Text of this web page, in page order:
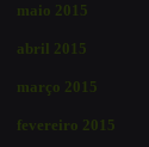
maio 2015
abril 2015
março 2015
fevereiro 2015